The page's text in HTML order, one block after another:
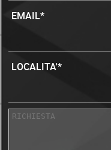
EMAIL*
LOCALITA'*